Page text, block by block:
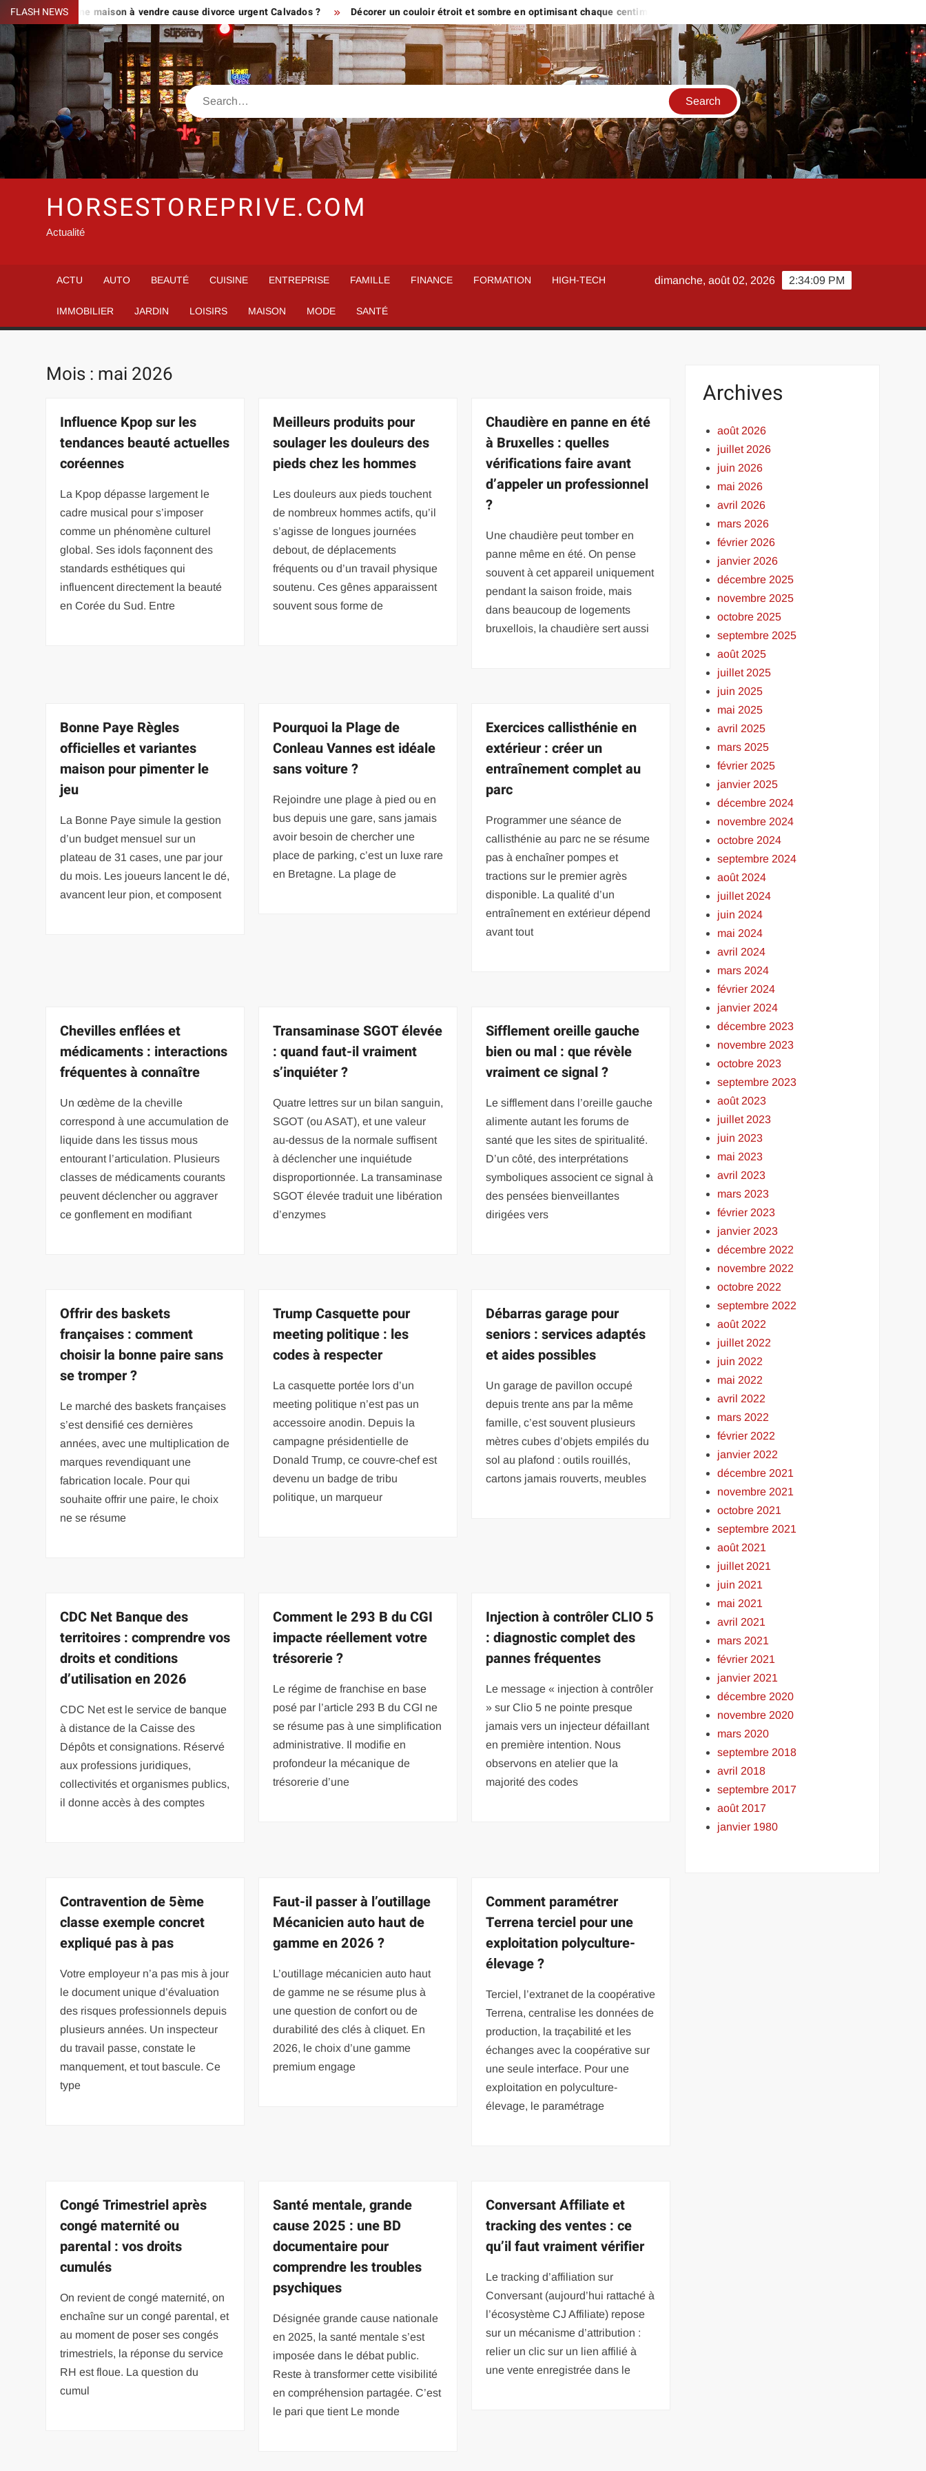
Skip
to
content
FLASH NEWS
une maison à vendre cause divorce urgent Calvados ? Décorer un couloir étroit et sombre en optimisant chaque centimètre
Search
HORSESTOREPRIVE.COM
Actualité
ACTU AUTO BEAUTÉ CUISINE ENTREPRISE FAMILLE FINANCE FORMATION HIGH-TECH
IMMOBILIER JARDIN LOISIRS MAISON MODE SANTÉ
2:34:10 PM
dimanche, août 02, 2026
Mois : mai 2026
Influence Kpop sur les
tendances beauté actuelles
coréennes
La Kpop dépasse largement le
cadre musical pour s’imposer
comme un phénomène culturel
global. Ses idols façonnent des
standards esthétiques qui
influencent directement la beauté
en Corée du Sud. Entre
Meilleurs produits pour
soulager les douleurs des
pieds chez les hommes
Les douleurs aux pieds touchent
de nombreux hommes actifs, qu’il
s’agisse de longues journées
debout, de déplacements
fréquents ou d’un travail physique
soutenu. Ces gênes apparaissent
souvent sous forme de
Chaudière en panne en été
à Bruxelles : quelles
vérifications faire avant
d’appeler un professionnel
?
Une chaudière peut tomber en
panne même en été. On pense
souvent à cet appareil uniquement
pendant la saison froide, mais
dans beaucoup de logements
bruxellois, la chaudière sert aussi
Bonne Paye Règles
officielles et variantes
maison pour pimenter le
jeu
La Bonne Paye simule la gestion
d’un budget mensuel sur un
plateau de 31 cases, une par jour
du mois. Les joueurs lancent le dé,
avancent leur pion, et composent
Pourquoi la Plage de
Conleau Vannes est idéale
sans voiture ?
Rejoindre une plage à pied ou en
bus depuis une gare, sans jamais
avoir besoin de chercher une
place de parking, c’est un luxe rare
en Bretagne. La plage de
Exercices callisthénie en
extérieur : créer un
entraînement complet au
parc
Programmer une séance de
callisthénie au parc ne se résume
pas à enchaîner pompes et
tractions sur le premier agrès
disponible. La qualité d’un
entraînement en extérieur dépend
avant tout
Chevilles enflées et
médicaments : interactions
fréquentes à connaître
Un œdème de la cheville
correspond à une accumulation de
liquide dans les tissus mous
entourant l’articulation. Plusieurs
classes de médicaments courants
peuvent déclencher ou aggraver
ce gonflement en modifiant
Transaminase SGOT élevée
: quand faut-il vraiment
s’inquiéter ?
Quatre lettres sur un bilan sanguin,
SGOT (ou ASAT), et une valeur
au-dessus de la normale suffisent
à déclencher une inquiétude
disproportionnée. La transaminase
SGOT élevée traduit une libération
d’enzymes
Sifflement oreille gauche
bien ou mal : que révèle
vraiment ce signal ?
Le sifflement dans l’oreille gauche
alimente autant les forums de
santé que les sites de spiritualité.
D’un côté, des interprétations
symboliques associent ce signal à
des pensées bienveillantes
dirigées vers
Offrir des baskets
françaises : comment
choisir la bonne paire sans
se tromper ?
Le marché des baskets françaises
s’est densifié ces dernières
années, avec une multiplication de
marques revendiquant une
fabrication locale. Pour qui
souhaite offrir une paire, le choix
ne se résume
Trump Casquette pour
meeting politique : les
codes à respecter
La casquette portée lors d’un
meeting politique n’est pas un
accessoire anodin. Depuis la
campagne présidentielle de
Donald Trump, ce couvre-chef est
devenu un badge de tribu
politique, un marqueur
Débarras garage pour
seniors : services adaptés
et aides possibles
Un garage de pavillon occupé
depuis trente ans par la même
famille, c’est souvent plusieurs
mètres cubes d’objets empilés du
sol au plafond : outils rouillés,
cartons jamais rouverts, meubles
CDC Net Banque des
territoires : comprendre vos
droits et conditions
d’utilisation en 2026
CDC Net est le service de banque
à distance de la Caisse des
Dépôts et consignations. Réservé
aux professions juridiques,
collectivités et organismes publics,
il donne accès à des comptes
Comment le 293 B du CGI
impacte réellement votre
trésorerie ?
Le régime de franchise en base
posé par l’article 293 B du CGI ne
se résume pas à une simplification
administrative. Il modifie en
profondeur la mécanique de
trésorerie d’une
Injection à contrôler CLIO 5
: diagnostic complet des
pannes fréquentes
Le message « injection à contrôler
» sur Clio 5 ne pointe presque
jamais vers un injecteur défaillant
en première intention. Nous
observons en atelier que la
majorité des codes
Contravention de 5ème
classe exemple concret
expliqué pas à pas
Votre employeur n’a pas mis à jour
le document unique d’évaluation
des risques professionnels depuis
plusieurs années. Un inspecteur
du travail passe, constate le
manquement, et tout bascule. Ce
type
Faut-il passer à l’outillage
Mécanicien auto haut de
gamme en 2026 ?
L’outillage mécanicien auto haut
de gamme ne se résume plus à
une question de confort ou de
durabilité des clés à cliquet. En
2026, le choix d’une gamme
premium engage
Comment paramétrer
Terrena terciel pour une
exploitation polyculture-
élevage ?
Terciel, l’extranet de la coopérative
Terrena, centralise les données de
production, la traçabilité et les
échanges avec la coopérative sur
une seule interface. Pour une
exploitation en polyculture-
élevage, le paramétrage
Congé Trimestriel après
congé maternité ou
parental : vos droits
cumulés
On revient de congé maternité, on
enchaîne sur un congé parental, et
au moment de poser ses congés
trimestriels, la réponse du service
RH est floue. La question du
cumul
Santé mentale, grande
cause 2025 : une BD
documentaire pour
comprendre les troubles
psychiques
Désignée grande cause nationale
en 2025, la santé mentale s’est
imposée dans le débat public.
Reste à transformer cette visibilité
en compréhension partagée. C’est
le pari que tient Le monde
Conversant Affiliate et
tracking des ventes : ce
qu’il faut vraiment vérifier
Le tracking d’affiliation sur
Conversant (aujourd’hui rattaché à
l’écosystème CJ Affiliate) repose
sur un mécanisme d’attribution :
relier un clic sur un lien affilié à
une vente enregistrée dans le
Archives
août 2026
juillet 2026
juin 2026
mai 2026
avril 2026
mars 2026
février 2026
janvier 2026
décembre 2025
novembre 2025
octobre 2025
septembre 2025
août 2025
juillet 2025
juin 2025
mai 2025
avril 2025
mars 2025
février 2025
janvier 2025
décembre 2024
novembre 2024
octobre 2024
septembre 2024
août 2024
juillet 2024
juin 2024
mai 2024
avril 2024
mars 2024
février 2024
janvier 2024
décembre 2023
novembre 2023
octobre 2023
septembre 2023
août 2023
juillet 2023
juin 2023
mai 2023
avril 2023
mars 2023
février 2023
janvier 2023
décembre 2022
novembre 2022
octobre 2022
septembre 2022
août 2022
juillet 2022
juin 2022
mai 2022
avril 2022
mars 2022
février 2022
janvier 2022
décembre 2021
novembre 2021
octobre 2021
septembre 2021
août 2021
juillet 2021
juin 2021
mai 2021
avril 2021
mars 2021
février 2021
janvier 2021
décembre 2020
novembre 2020
mars 2020
septembre 2018
avril 2018
septembre 2017
août 2017
janvier 1980